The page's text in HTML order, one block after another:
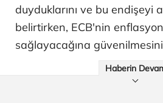
duyduklarını ve bu endişeyi
belirtirken, ECB'nin
sağlayacağına
Haberin